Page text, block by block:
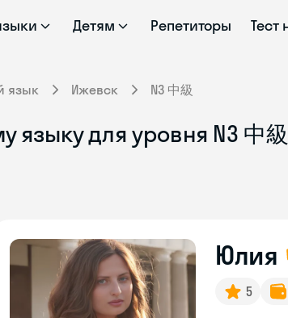
Детям Репетиторы Тест
язык Ижевск N3 中級
языку для уровня N3 中
Юлия
5